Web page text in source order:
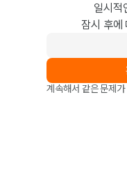
일시적
잠시 후에
계속해서 같은 문제